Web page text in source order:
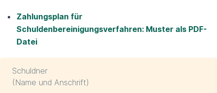
Zahlungsplan für
Schuldenbereinigungsverfahren: Muster als PDF-
Datei
Schuldner
(Name und Anschrift)